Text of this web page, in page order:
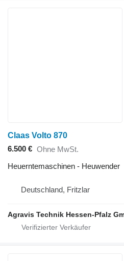
Claas Volto 870
6.500 € Ohne MwSt.
Heuerntemaschinen - Heuwender
Deutschland, Fritzlar
Agravis Technik Hessen-Pfalz